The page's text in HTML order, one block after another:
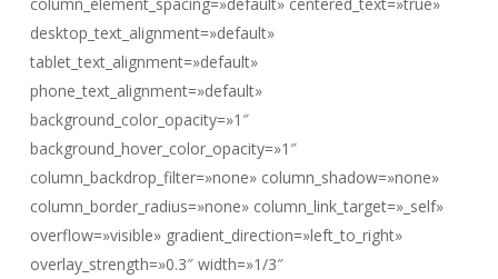
desktop_text_alignment=»default»
tablet_text_alignment=»default»
phone_text_alignment=»default»
background_color_opacity=»1″
background_hover_color_opacity=»1″
column_backdrop_filter=»none» column_shadow=»none»
column_border_radius=»none» column_link_target=»_self»
overflow=»visible» gradient_direction=»left_to_right»
overlay_strength=»0.3″ width=»1/3″